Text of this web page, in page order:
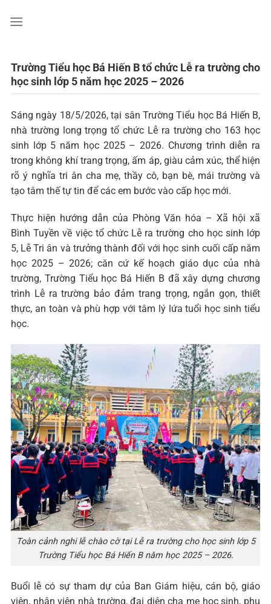
đến
Trường Tiểu học Bá Hiến B tổ chức Lễ ra trường cho
học sinh lớp 5 năm học 2025 – 2026
Sáng ngày 18/5/2026, tại sân Trường Tiểu học Bá Hiến B,
nhà trường long trọng tổ chức Lễ ra trường cho 163 học
sinh lớp 5 năm học 2025 – 2026. Chương trình diễn ra
trong không khí trang trọng, ấm áp, giàu cảm xúc, thể hiện
rõ ý nghĩa tri ân cha mẹ, thầy cô, bạn bè, mái trường và
tạo tâm thế tự tin để các em bước vào cấp học mới.
Thực hiện hướng dẫn của Phòng Văn hóa – Xã hội xã
Bình Tuyền về việc tổ chức Lễ ra trường cho học sinh lớp
5, Lễ Tri ân và trưởng thành đối với học sinh cuối cấp năm
học 2025 – 2026; căn cứ kế hoạch giáo dục của nhà
trường, Trường Tiểu học Bá Hiến B đã xây dựng chương
trình Lễ ra trường bảo đảm trang trọng, ngắn gọn, thiết
thực, an toàn và phù hợp với tâm lý lứa tuổi học sinh tiểu
học.
Toàn cảnh nghi lễ chào cờ tại Lễ ra trường cho học sinh lớp 5
Trường Tiểu học Bá Hiến B năm học 2025 – 2026.
Buổi lễ có sự tham dự của Ban Giám hiệu, cán bộ, giáo
viên, nhân viên nhà trường, đại diện cha mẹ học sinh, phụ